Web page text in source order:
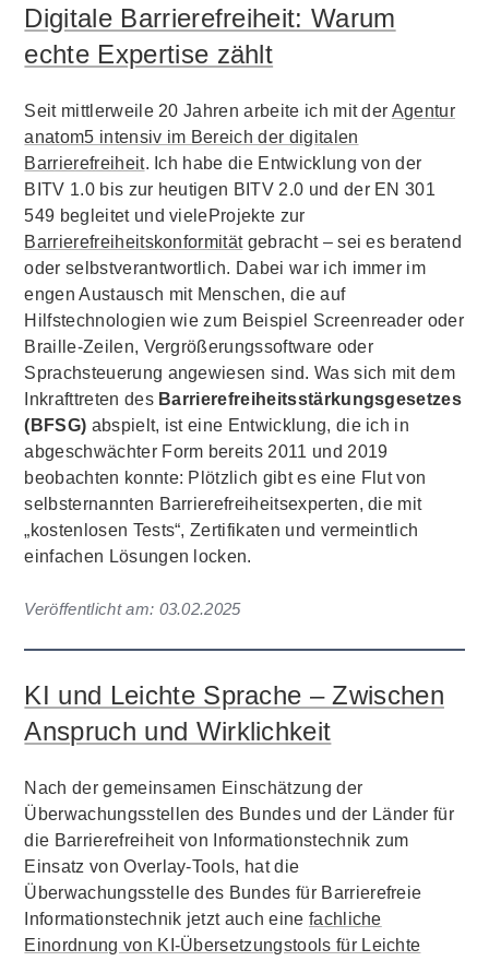
Digitale Barrierefreiheit: Warum
echte Expertise zählt
Seit mittlerweile 20 Jahren arbeite ich mit der Agentur
anatom5 intensiv im Bereich der digitalen
Barrierefreiheit. Ich habe die Entwicklung von der
BITV 1.0 bis zur heutigen BITV 2.0 und der EN 301
549 begleitet und vieleProjekte zur
Barrierefreiheitskonformitätgebracht – sei es beratend
oder selbstverantwortlich. Dabei war ich immer im
engen Austausch mit Menschen, die auf
Hilfstechnologien wie zum Beispiel Screenreader oder
Braille-Zeilen, Vergrößerungssoftware oder
Sprachsteuerung angewiesen sind. Was sich mit dem
Inkrafttreten des Barrierefreiheitsstärkungsgesetzes
(BFSG) abspielt, ist eine Entwicklung, die ich in
abgeschwächter Form bereits 2011 und 2019
beobachten konnte: Plötzlich gibt es eine Flut von
selbsternannten Barrierefreiheitsexperten, die mit
„kostenlosen Tests“, Zertifikaten und vermeintlich
einfachen Lösungen locken.
Veröffentlicht am: 03.02.2025
KI und Leichte Sprache – Zwischen
Anspruch und Wirklichkeit
Nach der gemeinsamen Einschätzung der
Überwachungsstellen des Bundes und der Länder für
die Barrierefreiheit von Informationstechnik zum
Einsatz von Overlay-Tools, hat die
Überwachungsstelle des Bundes für Barrierefreie
Informationstechnik jetzt auch eine fachliche
Einordnung von KI-Übersetzungstools für Leichte